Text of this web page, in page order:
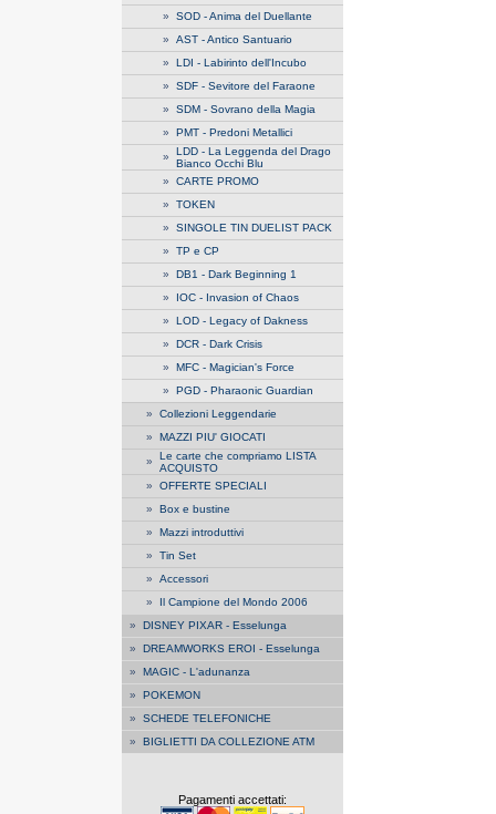
» SOD - Anima del Duellante
» AST - Antico Santuario
» LDI - Labirinto dell'Incubo
» SDF - Sevitore del Faraone
» SDM - Sovrano della Magia
» PMT - Predoni Metallici
» LDD - La Leggenda del Drago
Bianco Occhi Blu
» CARTE PROMO
» TOKEN
» SINGOLE TIN DUELIST PACK
» TP e CP
» DB1 - Dark Beginning 1
» IOC - Invasion of Chaos
» LOD - Legacy of Dakness
» DCR - Dark Crisis
» MFC - Magician's Force
» PGD - Pharaonic Guardian
» Collezioni Leggendarie
» MAZZI PIU' GIOCATI
» Le carte che compriamo LISTA
ACQUISTO
» OFFERTE SPECIALI
» Box e bustine
» Mazzi introduttivi
» Tin Set
» Accessori
» Il Campione del Mondo 2006
» DISNEY PIXAR - Esselunga
» DREAMWORKS EROI - Esselunga
» MAGIC - L'adunanza
» POKEMON
» SCHEDE TELEFONICHE
» BIGLIETTI DA COLLEZIONE ATM
Pagamenti accettati: